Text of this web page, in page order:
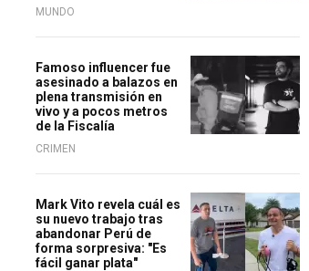
MUNDO
Famoso influencer fue
asesinado a balazos en
plena transmisión en
vivo y a pocos metros
de la Fiscalía
CRIMEN
Mark Vito revela cuál es
su nuevo trabajo tras
abandonar Perú de
forma sorpresiva: "Es
fácil ganar plata"